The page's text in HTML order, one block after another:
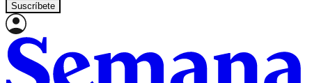
Suscríbete